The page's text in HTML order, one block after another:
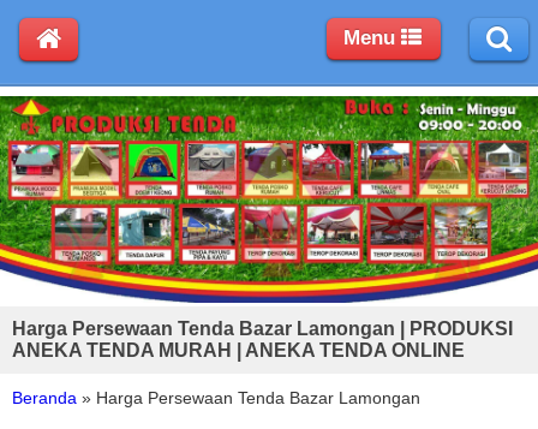
Harga Persewaan Tenda Bazar Lamongan | PRODUKSI
ANEKA TENDA MURAH | ANEKA TENDA ONLINE
Beranda » Harga Persewaan Tenda Bazar Lamongan
Menu